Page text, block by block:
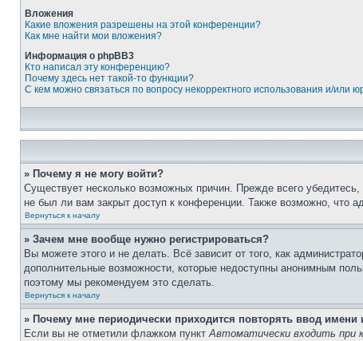
Вложения
Какие вложения разрешены на этой конференции?
Как мне найти мои вложения?
Информация о phpBB3
Кто написал эту конференцию?
Почему здесь нет такой-то функции?
С кем можно связаться по вопросу некорректного использования и/или
» Почему я не могу войти?
Существует несколько возможных причин. Прежде всего
не был ли вам закрыт доступ к конференции. Также возможно, что
Вернуться к началу
» Зачем мне вообще нужно регистрироваться?
Вы можете этого и не делать. Всё зависит от того, как
дополнительные возможности, которые недоступны анонимным
поэтому мы рекомендуем это сделать.
Вернуться к началу
» Почему мне периодически приходится повторять ввод имени
Если вы не отметили флажком пунктАвтоматически входить при